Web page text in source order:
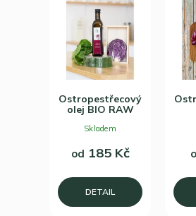
Ostropestřecový
olej BIO RAW
od 185 Kč
DETAIL
Skladem